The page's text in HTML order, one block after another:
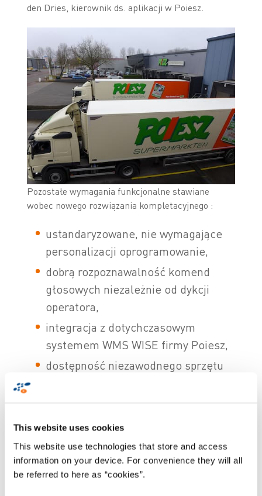
This website uses cookies
This website use technologies that store and access
information on your device. For convenience they will all
be referred to here as “cookies”.
den Dries, kierownik ds. aplikacji w Poiesz.
Pozostałe wymagania funkcjonalne stawiane
wobec nowego rozwiązania kompletacyjnego :
ustandaryzowane, nie wymagające
personalizacji oprogramowanie,
dobrą rozpoznawalność komend
głosowych niezależnie od dykcji
operatora,
integracja z dotychczasowym
systemem WMS WISE firmy Poiesz,
dostępność niezawodnego sprzętu
oprogramowaniem a użytkownikiem.
Wygoda i łatwość
użytkowania